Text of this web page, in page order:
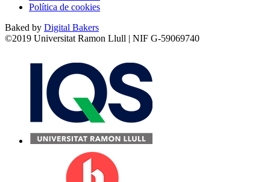
Política de cookies
Baked by Digital Bakers
©2019 Universitat Ramon Llull | NIF G-59069740